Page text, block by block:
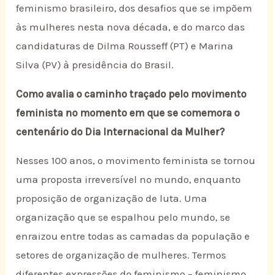
feminismo brasileiro, dos desafios que se impõem
às mulheres nesta nova década, e do marco das
candidaturas de Dilma Rousseff (PT) e Marina
Silva (PV) à presidência do Brasil.
Como avalia o caminho traçado pelo movimento
feminista no momento em que se comemora o
centenário do Dia Internacional da Mulher?
Nesses 100 anos, o movimento feminista se tornou
uma proposta irreversível no mundo, enquanto
proposição de organização de luta. Uma
organização que se espalhou pelo mundo, se
enraizou entre todas as camadas da população e
setores de organização de mulheres. Termos